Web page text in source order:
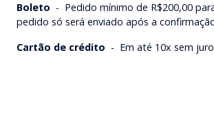
Boleto - Pedido mínimo de R$200,00
pedido só será enviado após a
Cartão de crédito - Em até 10x sem